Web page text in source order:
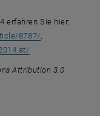
erfahren Sie hier:
8787/,
, öffnet eine
Attribution 3.0
neuen Fenster